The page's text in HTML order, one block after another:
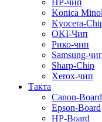
Konica
Kyocera-
OKI-Чип
Рико-чип
Samsung-
Sharp-Chip
Xerox-чип
Такта
Canon-Board
Epson-Board
HP-Board